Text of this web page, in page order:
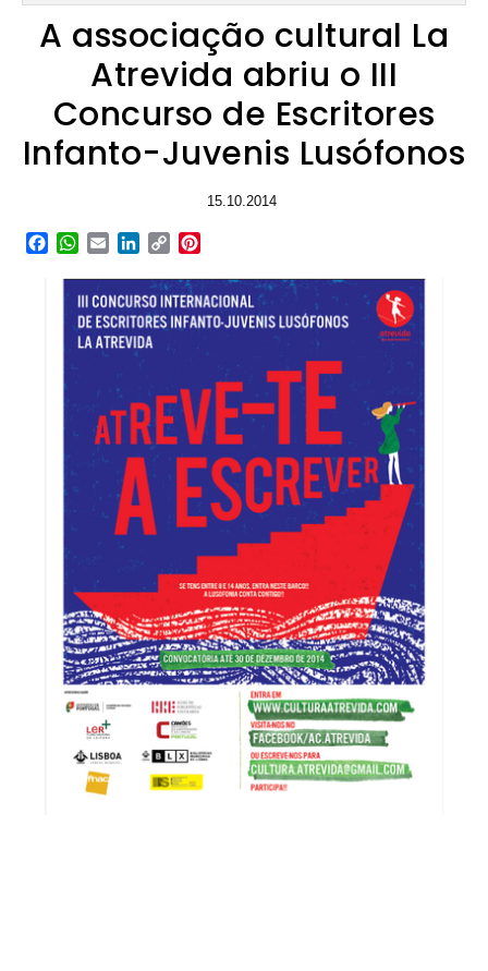
A associação cultural La
Atrevida abriu o III
Concurso de Escritores
Infanto-Juvenis Lusófonos
15.10.2014
Facebook
WhatsApp
EmailLinkedIn
Copy